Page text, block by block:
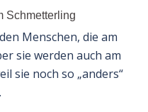
Schmetterling
Menschen, die am
sie werden auch am
sie noch so „anders“